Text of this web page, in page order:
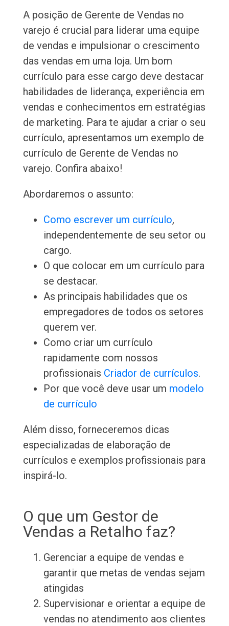
A posição de Gerente de Vendas no
varejo é crucial para liderar uma equipe
de vendas e impulsionar o crescimento
das vendas em uma loja. Um bom
currículo para esse cargo deve destacar
habilidades de liderança, experiência em
vendas e conhecimentos em estratégias
de marketing. Para te ajudar a criar o seu
currículo, apresentamos um exemplo de
currículo de Gerente de Vendas no
varejo. Confira abaixo!
Abordaremos o assunto:
Como escrever um currículo,
independentemente de seu setor ou
cargo.
O que colocar em um currículo para
se destacar.
As principais habilidades que os
empregadores de todos os setores
querem ver.
Como criar um currículo
rapidamente com nossos
profissionais Criador de currículos.
Por que você deve usar um modelo
de currículo
Além disso, forneceremos dicas
especializadas de elaboração de
currículos e exemplos profissionais para
inspirá-lo.
O que um Gestor de
Vendas a Retalho faz?
Gerenciar a equipe de vendas e
garantir que metas de vendas sejam
atingidas
Supervisionar e orientar a equipe de
vendas no atendimento aos clientes